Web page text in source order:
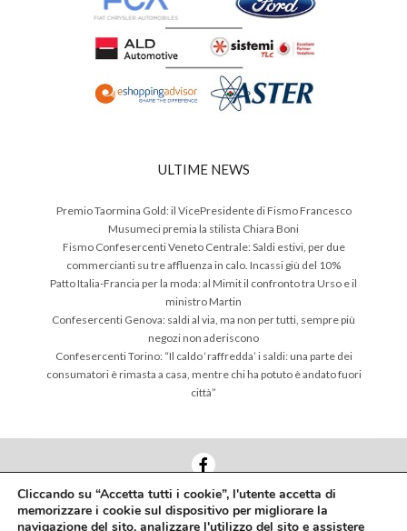
ULTIME NEWS
Premio Taormina Gold: il VicePresidente di Fismo Francesco
Musumeci premia la stilista Chiara Boni
Fismo Confesercenti Veneto Centrale: Saldi estivi, per due
commercianti su tre affluenza in calo. Incassi giù del 10%
Patto Italia-Francia per la moda: al Mimit il confronto tra Urso e il
ministro Martin
Confesercenti Genova: saldi al via, ma non per tutti, sempre più
negozi non aderiscono
Confesercenti Torino: “Il caldo ‘raffredda’ i saldi: una parte dei
consumatori è rimasta a casa, mentre chi ha potuto è andato fuori
città”
Via Nazionale, 60 00184 Roma
Cliccando su “Accetta tutti i cookie”, l'utente accetta di
memorizzare i cookie sul dispositivo per migliorare la
navigazione del sito, analizzare l'utilizzo del sito e assistere